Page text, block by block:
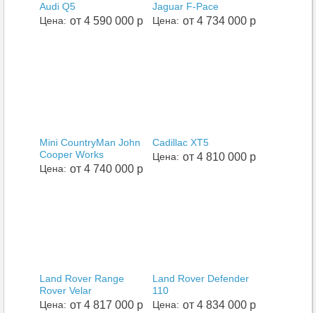
Audi Q5
от 4 590 000 р
Цена:
Jaguar F-Pace
от 4 734 000 р
Цена:
Mini CountryMan John
Cooper Works
от 4 740 000 р
Цена:
Cadillac XT5
от 4 810 000 р
Цена:
Land Rover Range
Rover Velar
от 4 817 000 р
Цена:
Land Rover Defender
110
от 4 834 000 р
Цена: